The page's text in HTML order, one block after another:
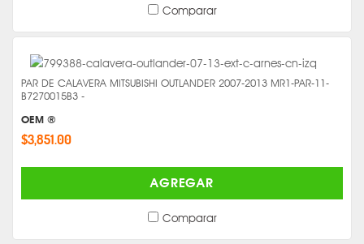
Comparar
PAR DE CALAVERA MITSUBISHI OUTLANDER 2007-2013 MR1-PAR-11-
B7270015B3 -
OEM ®
$3,851.00
AGREGAR
Comparar